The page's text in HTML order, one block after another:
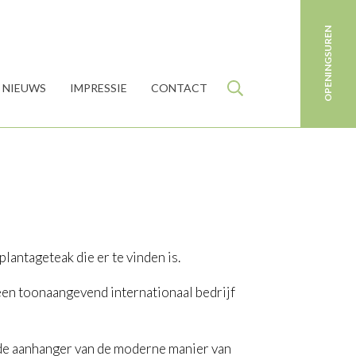
NIEUWS IMPRESSIE CONTACT OPENINGSUREN
die er te vinden is.
toonaangevend internationaal bedrijf
van de moderne manier van